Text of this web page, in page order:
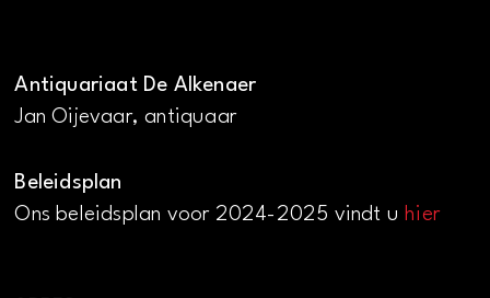
Antiquariaat De Alkenaer
Jan Oijevaar, antiquaar
Beleidsplan
Ons beleidsplan voor 2024-2025 vindt uhier